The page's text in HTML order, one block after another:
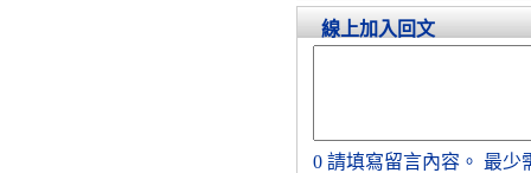
線上加入回文
0 請填寫留言內容。 最少